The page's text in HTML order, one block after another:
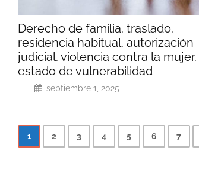
Derecho de familia. traslado.
residencia habitual. autorización
judicial. violencia contra la mujer.
estado de vulnerabilidad
septiembre 1, 2025
1 2 3 4 5 6 7